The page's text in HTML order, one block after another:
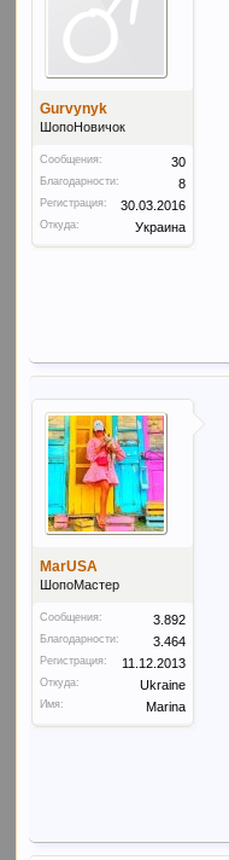
Gurvynyk
ШопоНовичок
Сообщения: 30
Благодарности: 8
Регистрация: 30.03.2016
Откуда: Украина
MarUSA
ШопоМастер
Сообщения: 3.892
Благодарности: 3.464
Регистрация: 11.12.2013
Откуда: Ukraine
Имя: Marina